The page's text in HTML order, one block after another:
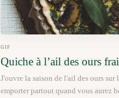
GIF
Quiche à l’ail des ours
J'ouvre la saison de l'ail des ours
emporter partout quand vous aurez